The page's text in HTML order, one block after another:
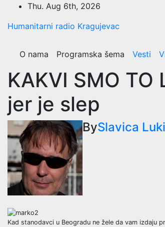
content
Thu. Aug 6th, 2026
Humanitarni radio Kragujevac
O nama Programska šema Vesti
KAKVI SMO
jer je slep
BySlavica
Kad stanodavci u Beogradu ne žele da vam